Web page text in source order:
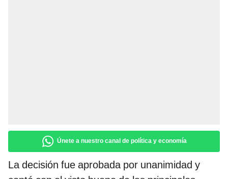
Únete a nuestro canal de política y economía
La decisión fue aprobada por unanimidad y